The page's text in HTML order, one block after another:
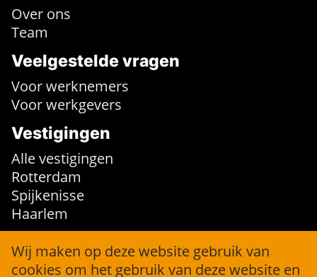
Over ons
Team
Veelgestelde vragen
Voor werknemers
Voor werkgevers
Vestigingen
Alle vestigingen
Rotterdam
Spijkenisse
Haarlem
Contact
Wij maken op deze website gebruik van
cookies om het gebruik van deze website en